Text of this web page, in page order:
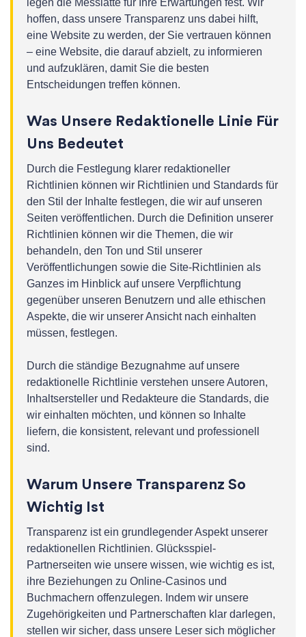
legen die Messlatte für Ihre Erwartungen fest. Wir
hoffen, dass unsere Transparenz uns dabei hilft,
eine Website zu werden, der Sie vertrauen können
– eine Website, die darauf abzielt, zu informieren
und aufzuklären, damit Sie die besten
Entscheidungen treffen können.
Was Unsere Redaktionelle Linie Für
Uns Bedeutet
Durch die Festlegung klarer redaktioneller
Richtlinien können wir Richtlinien und Standards für
den Stil der Inhalte festlegen, die wir auf unseren
Seiten veröffentlichen. Durch die Definition unserer
Richtlinien können wir die Themen, die wir
behandeln, den Ton und Stil unserer
Veröffentlichungen sowie die Site-Richtlinien als
Ganzes im Hinblick auf unsere Verpflichtung
gegenüber unseren Benutzern und alle ethischen
Aspekte, die wir unserer Ansicht nach einhalten
müssen, festlegen.
Durch die ständige Bezugnahme auf unsere
redaktionelle Richtlinie verstehen unsere Autoren,
Inhaltsersteller und Redakteure die Standards, die
wir einhalten möchten, und können so Inhalte
liefern, die konsistent, relevant und professionell
sind.
Warum Unsere Transparenz So
Wichtig Ist
Transparenz ist ein grundlegender Aspekt unserer
redaktionellen Richtlinien. Glücksspiel-
Partnerseiten wie unsere wissen, wie wichtig es ist,
ihre Beziehungen zu Online-Casinos und
Buchmachern offenzulegen. Indem wir unsere
Zugehörigkeiten und Partnerschaften klar darlegen,
stellen wir sicher, dass unsere Leser sich möglicher